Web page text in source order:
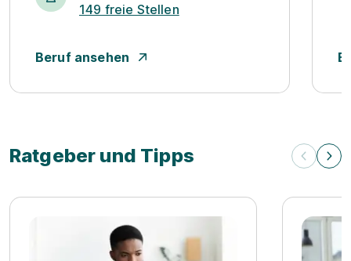
149 freie Stellen
Beruf ansehen
Ratgeber und Tipps
Ratgeber und Tipps